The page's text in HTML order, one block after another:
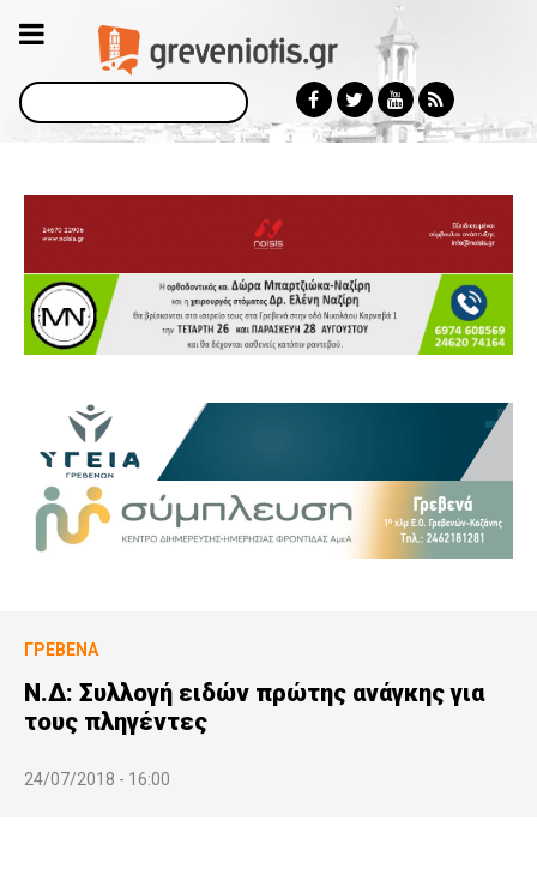
Αναζήτηση
ΓΡΕΒΕΝΆ
Ν.Δ: Συλλογή ειδών πρώτης ανάγκης για
τους πληγέντες
24/07/2018 - 16:00